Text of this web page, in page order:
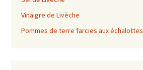
Vinaigre de Livèche
Pommes de terre farcies aux échalottes